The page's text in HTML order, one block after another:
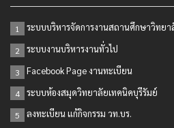
1 ระบบบริหารจัดการงานสถานศึกษาวิทยา
2 ระบบงานบริหารงานทั่วไป
3 Facebook Page งานทะเบียน
4 ระบบห้องสมุดวิทยาลัยเทคนิคบุรีรัมย์
5 ลงทะเบียน แก้กิจกรรม วท.บร.